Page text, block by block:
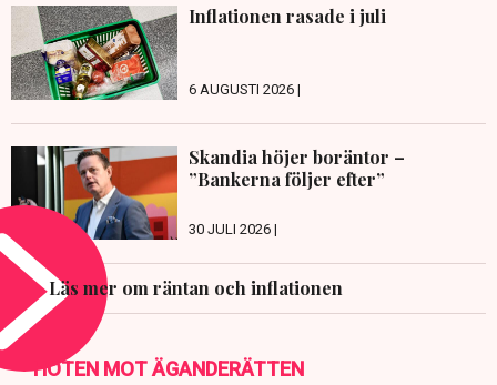
Inflationen rasade i juli
6 AUGUSTI 2026 |
Skandia höjer boräntor –
”Bankerna följer efter”
30 JULI 2026 |
Läs mer om räntan och inflationen
HOTEN MOT ÄGANDERÄTTEN